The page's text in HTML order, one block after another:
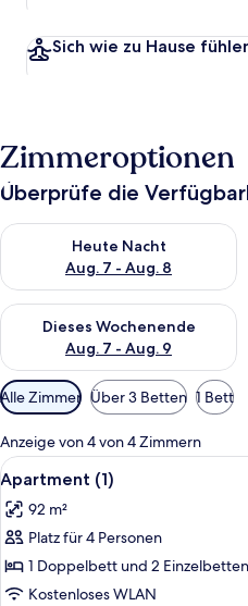
Sich wie zu Hause
Zimmeroptionen
Überprüfe die
Heute Nacht
Aug. 7 - Aug. 8
Überprüfe die Verfügbarkeit
Dieses Wochenende
Aug. 7 - Aug. 9
Überprüfe die Verfügbarkeit
Verfügbare
Filter
für
Zimmer
Alle Zimmer Über 3 Betten 1 Bett
Anzeige von 4 von 4 Zimmern
Alle
Fotos
für
Apartment
(1)
anzeigen
3
Apartment (1)
92 m²
Platz für 4 Personen
1 Doppelbett und 2 Einzelbetten
Kostenloses WLAN